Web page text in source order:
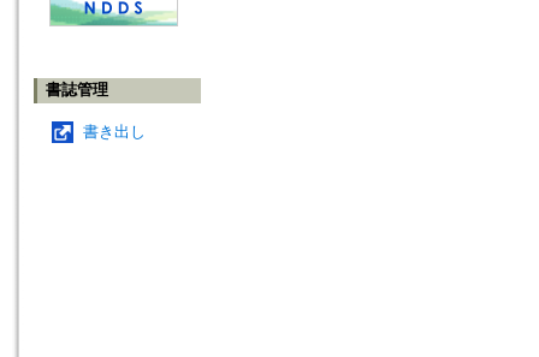
書誌管理
書き出し